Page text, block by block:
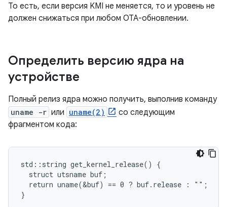
То есть, если версия KMI не меняется, то и уровень не
должен снижаться при любом OTA-обновлении.
Определить версию ядра на
устройстве
Полный релиз ядра можно получить, выполнив команду
uname -r или uname(2)
со следующим
фрагментом кода:
std::string get_kernel_release() {
  struct utsname buf;
  return uname(&buf) == 0 ? buf.release : "";